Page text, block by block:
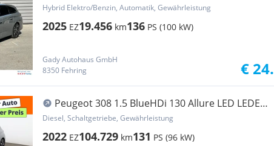
Hybrid Elektro/Benzin, Automatik, Gewährleistung
2025 EZ19.456 km136 PS (100 kW)
Gady Autohaus GmbH
8350 Fehring
€
Peugeot 308 1.5 BlueHDi 130 Allure LED LEDER
NAVI R-CAM
Diesel, Schaltgetriebe, Gewährleistung
2022 EZ104.729 km131 PS (96 kW)